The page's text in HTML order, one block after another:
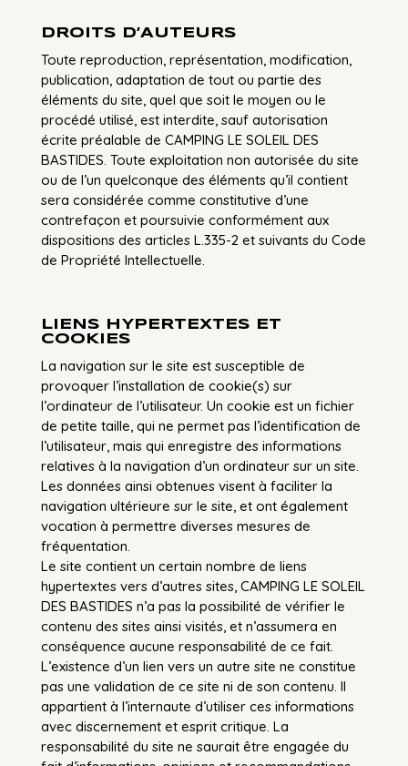
DROITS D’AUTEURS
Toute reproduction, représentation, modification,
publication, adaptation de tout ou partie des
éléments du site, quel que soit le moyen ou le
procédé utilisé, est interdite, sauf autorisation
écrite préalable de CAMPING LE SOLEIL DES
BASTIDES. Toute exploitation non autorisée du site
ou de l’un quelconque des éléments qu’il contient
sera considérée comme constitutive d’une
contrefaçon et poursuivie conformément aux
dispositions des articles L.335-2 et suivants du Code
de Propriété Intellectuelle.
LIENS HYPERTEXTES ET
COOKIES
La navigation sur le site est susceptible de
provoquer l’installation de cookie(s) sur
l’ordinateur de l’utilisateur. Un cookie est un fichier
de petite taille, qui ne permet pas l’identification de
l’utilisateur, mais qui enregistre des informations
relatives à la navigation d’un ordinateur sur un site.
Les données ainsi obtenues visent à faciliter la
navigation ultérieure sur le site, et ont également
vocation à permettre diverses mesures de
fréquentation.
Le site contient un certain nombre de liens
hypertextes vers d’autres sites, CAMPING LE SOLEIL
DES BASTIDES n’a pas la possibilité de vérifier le
contenu des sites ainsi visités, et n’assumera en
conséquence aucune responsabilité de ce fait.
L’existence d’un lien vers un autre site ne constitue
pas une validation de ce site ni de son contenu. Il
appartient à l’internaute d’utiliser ces informations
avec discernement et esprit critique. La
responsabilité du site ne saurait être engagée du